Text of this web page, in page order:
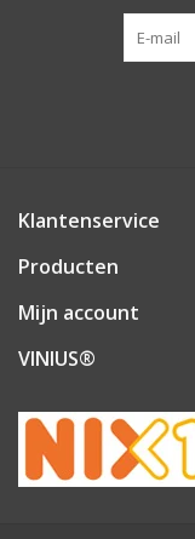
Klantenservice
Producten
Mijn account
VINIUS®